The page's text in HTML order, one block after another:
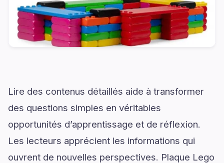
Lire des contenus détaillés aide à transformer
des questions simples en véritables
opportunités d’apprentissage et de réflexion.
Les lecteurs apprécient les informations qui
ouvrent de nouvelles perspectives. Plaque Lego